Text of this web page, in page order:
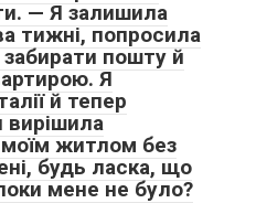
— Я залишила
тижні, попросила
пошту й
Я
й тепер
вирішила
житлом без
будь ласка, що
мене не було?